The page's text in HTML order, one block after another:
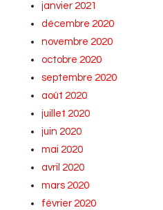
janvier 2021
décembre 2020
novembre 2020
octobre 2020
septembre 2020
août 2020
juillet 2020
juin 2020
mai 2020
avril 2020
mars 2020
février 2020